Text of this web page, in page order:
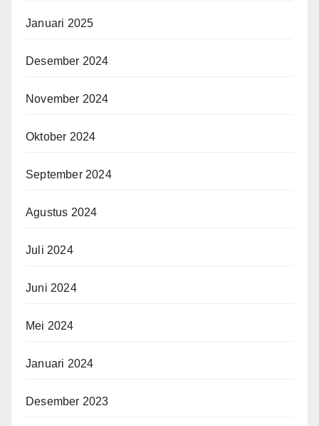
Januari 2025
Desember 2024
November 2024
Oktober 2024
September 2024
Agustus 2024
Juli 2024
Juni 2024
Mei 2024
Januari 2024
Desember 2023